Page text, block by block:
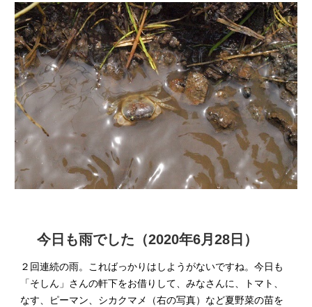
今日も雨でした（2020年6月28日）
２回連続の雨。こればっかりはしようがないですね。今日も
「そしん」さんの軒下をお借りして、みなさんに、トマト、
なす、ピーマン、シカクマメ（右の写真）など夏野菜の苗を